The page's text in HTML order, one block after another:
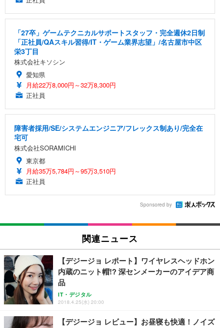
「27卒」ゲームテクニカルサポートスタッフ・完全週休2日制
「正社員/QAスキル習得/IT・ゲーム業界志望」/名古屋市中区
栄3丁目
株式会社キソシン
愛知県
月給22万8,000円～32万8,300円
正社員
障害者採用/SE/システムエンジニア/フレックス制あり/完全在
宅可
株式会社SORAMICHI
東京都
月給35万5,784円～95万3,510円
正社員
Sponsored by
関連ニュース
【デジージョ レポート】ワイヤレスヘッドホン
内蔵のニット帽!? 深センメーカーのアイデア商
品
IT・デジタル
2018.4.25(水) 20:00
【デジージョ レビュー】お昼寝も快適！ノイズ